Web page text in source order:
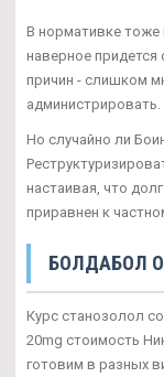
В нормативке тоже
наверное придется
причин - слишком
администрировать.
Но случайно ли
настаивая, что
приравнен к
БОЛДАБОЛ
Курс станозолол
20mg стоимость
готовим в разных